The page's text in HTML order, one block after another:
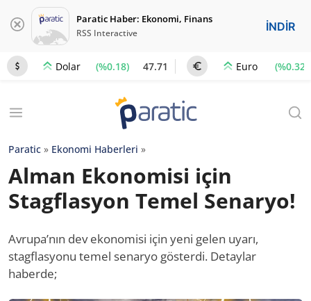
Paratic Haber: Ekonomi, Finans
RSS Interactive İNDİR
Dolar (%0.18) 47.71 Euro (%0.32)
Paratic » Ekonomi Haberleri »
Alman Ekonomisi için
Stagflasyon Temel Senaryo!
Avrupa’nın dev ekonomisi için yeni gelen uyarı,
stagflasyonu temel senaryo gösterdi. Detaylar
haberde;